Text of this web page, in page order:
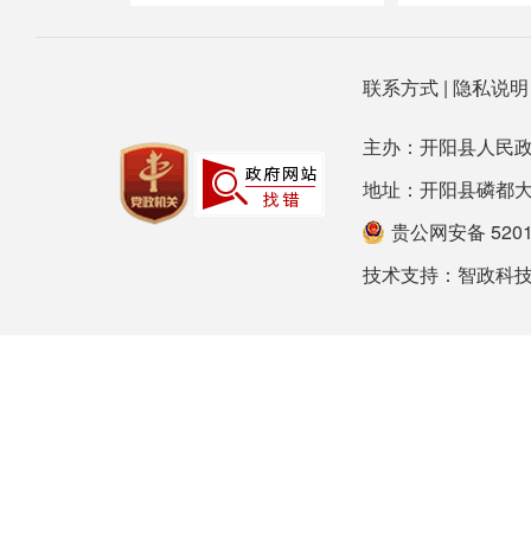
联系方式| 隐私说
主办：开阳县人民
地址：开阳县磷都
贵公网安备
技术支持： 智政科